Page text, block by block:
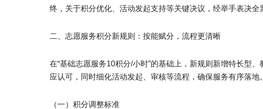
终，关于积分优化、活动发起支持等关键决议，经举手表决全
二、志愿服务积分新规则：按能赋分，流程更清晰
在“基础志愿服务10积分/小时”的基础上，新规则新增特长型
应认可，同时细化活动发起、审核等流程，确保服务有序落地。
（一）积分调整标准